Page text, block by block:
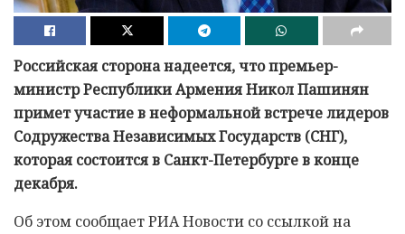
Российская сторона надеется, что премьер-
министр Республики Армения Никол Пашинян
примет участие в неформальной встрече лидеров
Содружества Независимых Государств (СНГ),
которая состоится в Санкт-Петербурге в конце
декабря.
Об этом сообщает РИА Новости со ссылкой на